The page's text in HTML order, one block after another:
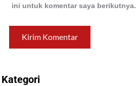
ini untuk komentar saya berikutnya.
Kategori